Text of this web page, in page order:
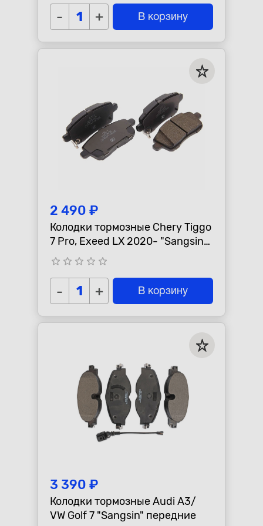
- + В корзину
2 490 ₽
Колодки тормозные Chery Tiggo
7 Pro, Exeed LX 2020- "Sangsin"
задние
star_border star_border star_border star_border star_border
- + В корзину
3 390 ₽
Колодки тормозные Audi A3/
VW Golf 7 "Sangsin" передние